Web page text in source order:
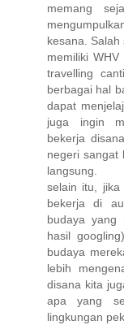
memang
kesana. Salah
memiliki
travelling
berbagai hal
dapat
juga ingin
bekerja
negeri sangat
langsung.
selain itu, jika
bekerja di
budaya yang
hasil
budaya
lebih
disana kita
apa yang
lingkungan